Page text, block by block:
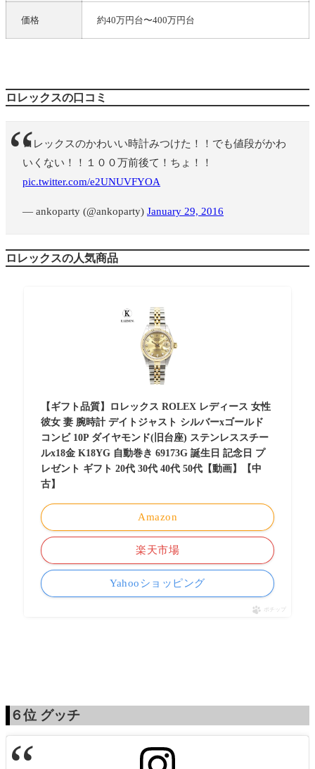
価格 約40万円台〜400万円台
ロレックスの口コミ
ロレックスのかわいい時計みつけた！！でも値段がかわ
いくない！！１００万前後て！ちょ！！
pic.twitter.com/e2UNUVFYOA
— ankoparty (@ankoparty) January 29, 2016
ロレックスの人気商品
【ギフト品質】ロレックス ROLEX レディース 女性
彼女 妻 腕時計 デイトジャスト シルバーxゴールド
コンビ 10P ダイヤモンド(旧台座) ステンレススチー
ルx18金 K18YG 自動巻き 69173G 誕生日 記念日 プ
レゼント ギフト 20代 30代 40代 50代【動画】【中
古】
Amazon
楽天市場
Yahooショッピング
ポチップ
６位 グッチ